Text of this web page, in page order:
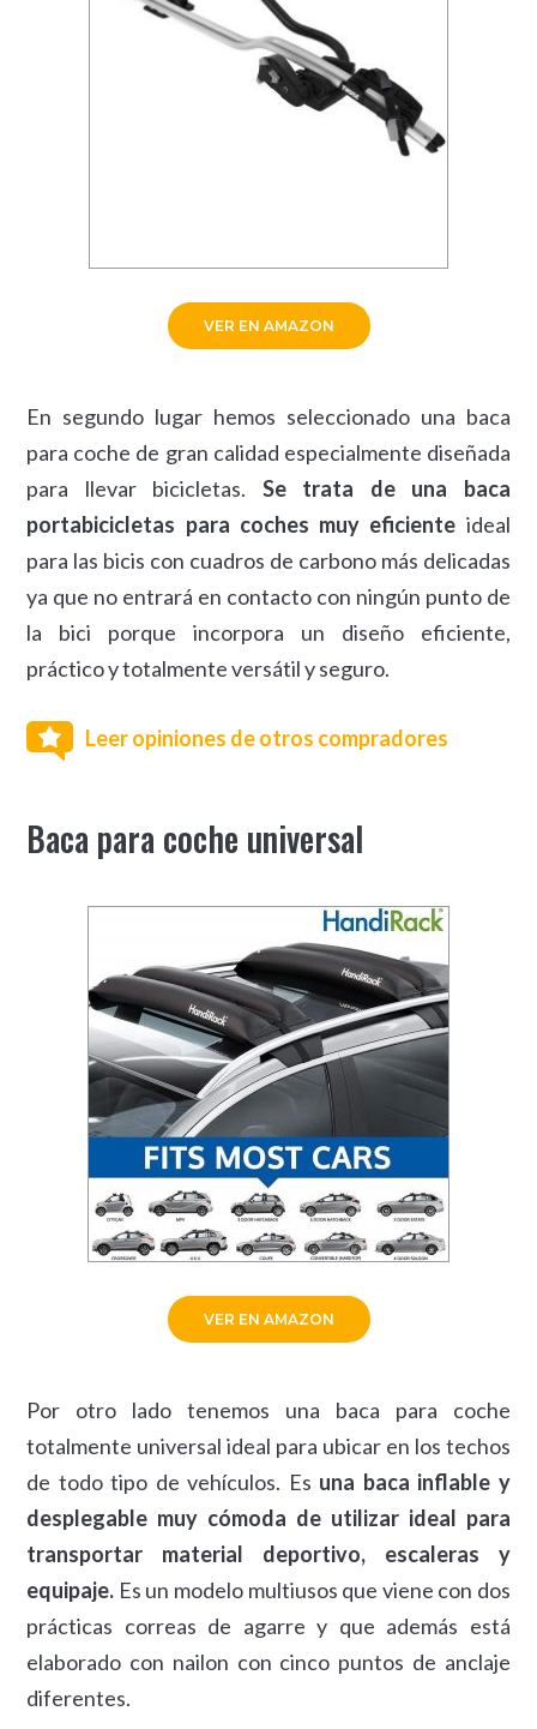
VER EN AMAZON
En segundo lugar hemos seleccionado una baca
para coche de gran calidad especialmente diseñada
para llevar bicicletas. Se trata de una baca
portabicicletas para coches muy eficiente ideal
para las bicis con cuadros de carbono más delicadas
ya que no entrará en contacto con ningún punto de
la bici porque incorpora un diseño eficiente,
práctico y totalmente versátil y seguro.
Leer opiniones de otros compradores
Baca para coche universal
VER EN AMAZON
Por otro lado tenemos una baca para coche
totalmente universal ideal para ubicar en los techos
de todo tipo de vehículos. Es una baca inflable y
desplegable muy cómoda de utilizar ideal para
transportar material deportivo, escaleras y
equipaje. Es un modelo multiusos que viene con dos
prácticas correas de agarre y que además está
elaborado con nailon con cinco puntos de anclaje
diferentes.